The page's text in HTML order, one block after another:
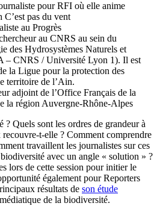
pour RFI où elle anime
C’est pas du vent
au Progrès
au CNRS au sein du
des Hydrosystèmes Naturels et
– CNRS / Université Lyon 1). Il est
la Ligue pour la protection des
territoire de l’Ain.
adjoint de l’Office Français de la
la région Auvergne-Rhône-Alpes
? Quels sont les ordres de grandeur à
t-elle ? Comment comprendre
travaillent les journalistes sur ces
avec un angle « solution » ?
lors de cette session pour initier le
également pour Reporters
résultats de son étude
de la biodiversité.